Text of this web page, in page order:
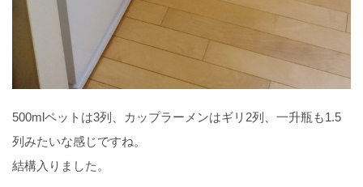
500mlペットは3列、カップラーメンはギリ2列、一升瓶も1.5
列みたいな感じですね。
結構入りました。